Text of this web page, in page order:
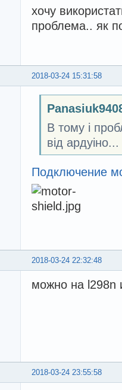
хочу
проблема.. як
2018-03-24 15:31:58
В тому і
від ардуіно...
Подключение
2018-03-24 22:32:48
можно на l298n
2018-03-24 23:55:58